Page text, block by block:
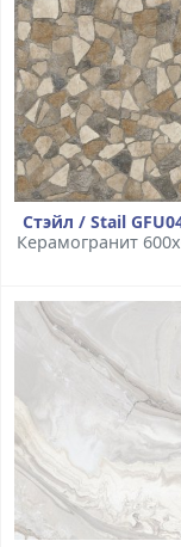
Стэйл / Stail
Керамогранит